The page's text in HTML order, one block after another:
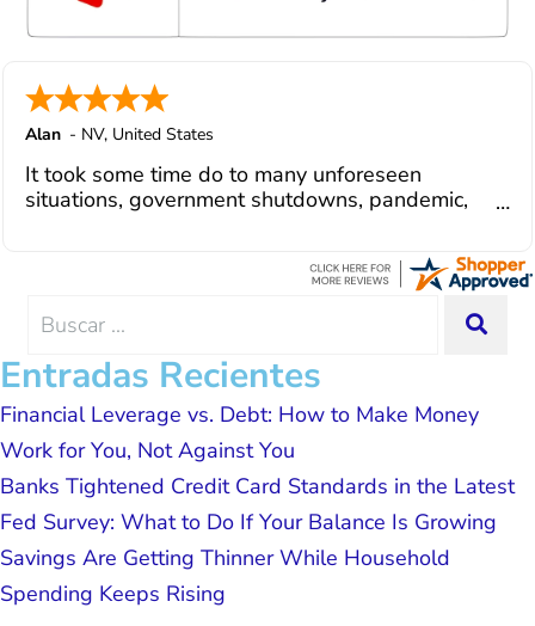
Julio M and Mario have been so helpful
team of professionals who are
courteous, knowledgeable and are
debt management unique to me and my
situation. Each person I have worked
hope. I look forward to better days for
possible because of J Miller, and I am
Alan - NV, United States
It took some time do to many unforeseen
situations, government shutdowns, pandemic,
Search
Entradas Recientes
Financial Leverage vs. Debt: How to Make Money
Work for You, Not Against You
Banks Tightened Credit Card Standards in the Latest
Fed Survey: What to Do If Your Balance Is Growing
Savings Are Getting Thinner While Household
Spending Keeps Rising